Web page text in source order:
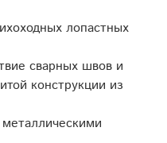
лопастных
сварных швов и
конструкции из